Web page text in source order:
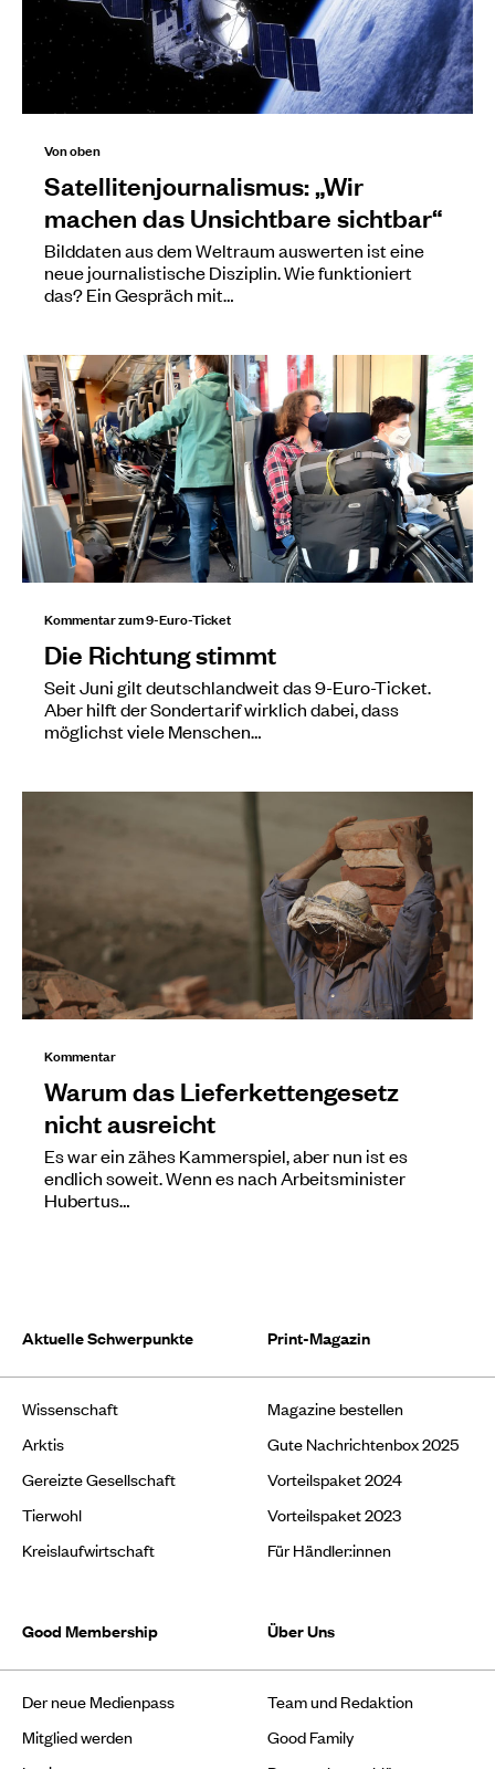
Von oben
Satellitenjournalismus: „Wir
machen das Unsichtbare sichtbar“
Bilddaten aus dem Weltraum auswerten ist eine
neue journalistische Disziplin. Wie funktioniert
das? Ein Gespräch mit…
Kommentar zum 9-Euro-Ticket
Die Richtung stimmt
Seit Juni gilt deutschlandweit das 9-Euro-Ticket.
Aber hilft der Sondertarif wirklich dabei, dass
möglichst viele Menschen…
Kommentar
Warum das Lieferkettengesetz
nicht ausreicht
Es war ein zähes Kammerspiel, aber nun ist es
endlich soweit. Wenn es nach Arbeitsminister
Hubertus…
Aktuelle Schwerpunkte
Wissenschaft
Arktis
Gereizte Gesellschaft
Tierwohl
Kreislaufwirtschaft
Print-Magazin
Magazine bestellen
Gute Nachrichtenbox 2025
Vorteilspaket 2024
Vorteilspaket 2023
Für Händler:innen
Good Membership
Der neue Medienpass
Mitglied werden
Über Uns
Team und Redaktion
Good Family